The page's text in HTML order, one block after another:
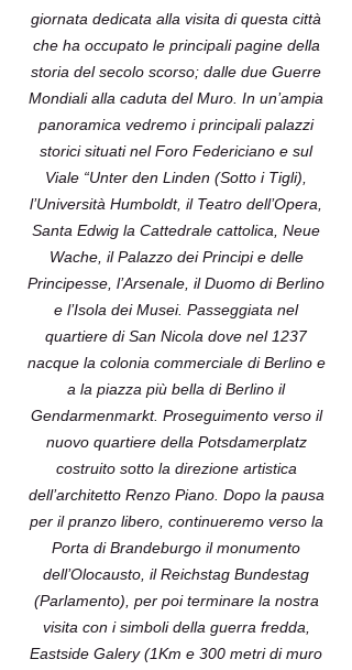
giornata dedicata alla visita di questa città
che ha occupato le principali pagine della
storia del secolo scorso; dalle due Guerre
Mondiali alla caduta del Muro. In un’ampia
panoramica vedremo i principali palazzi
storici situati nel Foro Federiciano e sul
Viale “Unter den Linden (Sotto i Tigli),
l’Università Humboldt, il Teatro dell’Opera,
Santa Edwig la Cattedrale cattolica, Neue
Wache, il Palazzo dei Principi e delle
Principesse, l’Arsenale, il Duomo di Berlino
e l’Isola dei Musei. Passeggiata nel
quartiere di San Nicola dove nel 1237
nacque la colonia commerciale di Berlino e
a la piazza più bella di Berlino il
Gendarmenmarkt. Proseguimento verso il
nuovo quartiere della Potsdamerplatz
costruito sotto la direzione artistica
dell’architetto Renzo Piano. Dopo la pausa
per il pranzo libero, continueremo verso la
Porta di Brandeburgo il monumento
dell’Olocausto, il Reichstag Bundestag
(Parlamento), per poi terminare la nostra
visita con i simboli della guerra fredda,
Eastside Galery (1Km e 300 metri di muro